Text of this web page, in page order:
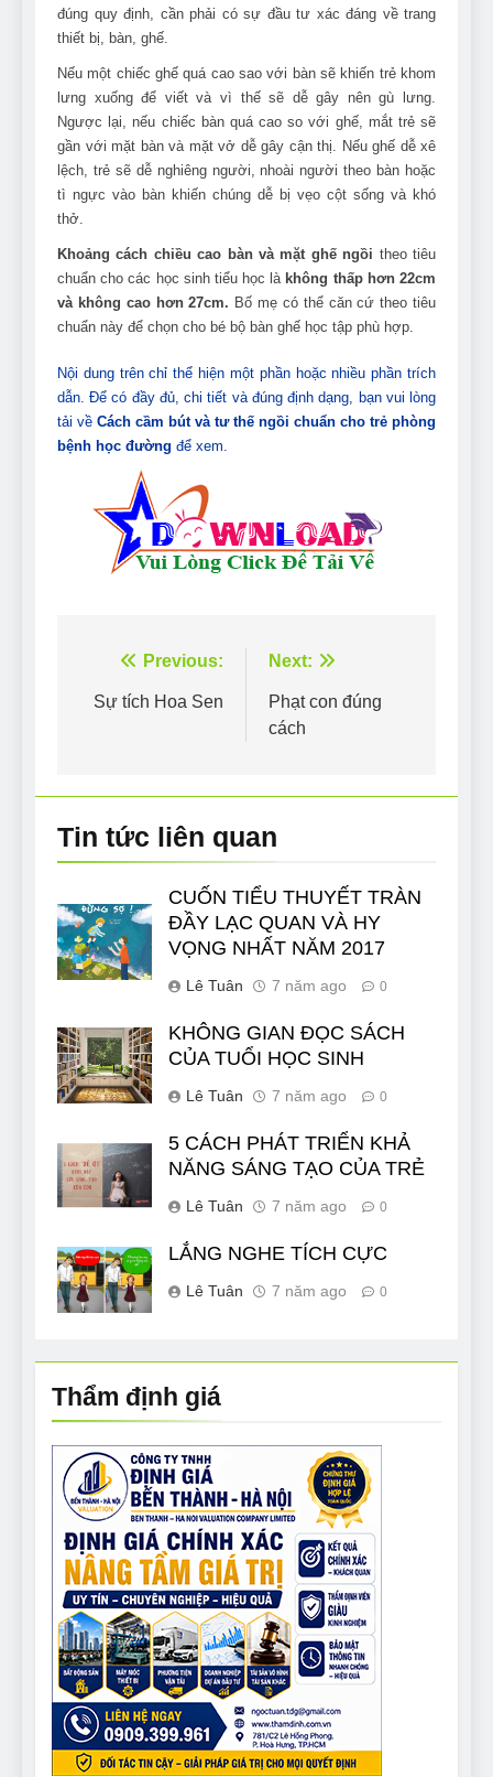
đúng quy định, cần phải có sự đầu tư xác đáng về trang
thiết bị, bàn, ghế.
Nếu một chiếc ghế quá cao sao với bàn sẽ khiến trẻ khom
lưng xuống để viết và vì thế sẽ dễ gây nên gù lưng.
Ngược lại, nếu chiếc bàn quá cao so với ghế, mắt trẻ sẽ
gần với mặt bàn và mặt vở dễ gây cận thị. Nếu ghế dễ xê
lệch, trẻ sẽ dễ nghiêng người, nhoài người theo bàn hoặc
tì ngực vào bàn khiến chúng dễ bị vẹo cột sống và khó
thở.
Khoảng cách chiều cao bàn và mặt ghế ngồi theo tiêu
chuẩn cho các học sinh tiểu học là không thấp hơn 22cm
và không cao hơn 27cm. Bố mẹ có thể căn cứ theo tiêu
chuẩn này để chọn cho bé bộ bàn ghế học tập phù hợp.
Nội dung trên chỉ thể hiện một phần hoặc nhiều phần trích
dẫn. Để có đầy đủ, chi tiết và đúng định dạng, bạn vui lòng
tải về Cách cầm bút và tư thế ngồi chuẩn cho trẻ phòng
bệnh học đường để xem.
Điều
hướng
Previous:
Sự tích Hoa Sen
Next:
Phạt con đúng
cách
Tin tức liên quan
CUỐN TIỂU THUYẾT TRÀN
ĐẦY LẠC QUAN VÀ HY
VỌNG NHẤT NĂM 2017
Lê Tuân 7 năm ago 0
KHÔNG GIAN ĐỌC SÁCH
CỦA TUỔI HỌC SINH
Lê Tuân 7 năm ago 0
5 CÁCH PHÁT TRIỂN KHẢ
NĂNG SÁNG TẠO CỦA TRẺ
Lê Tuân 7 năm ago 0
LẮNG NGHE TÍCH CỰC
Lê Tuân 7 năm ago 0
Thẩm định giá